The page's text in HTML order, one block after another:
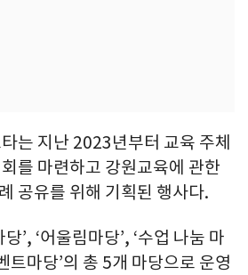
는 지난 2023년부터 교육 주체
를 마련하고 강원교육에 관한
공유를 위해 기획된 행사다.
’, ‘어울림마당’, ‘수업 나눔 마
트마당’의 총 5개 마당으로 운영